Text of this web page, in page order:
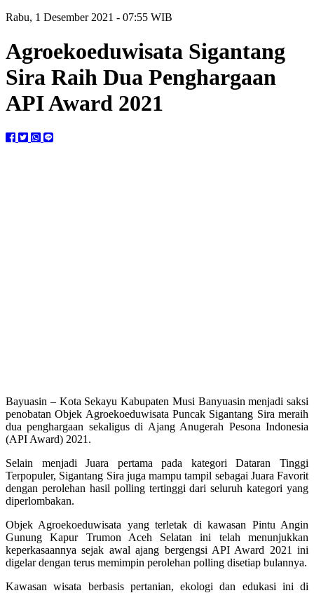
Rabu, 1 Desember 2021 - 07:55 WIB
Agroekoeduwisata Sigantang
Sira Raih Dua Penghargaan
API Award 2021
Bayuasin – Kota Sekayu Kabupaten Musi Banyuasin menjadi saksi
penobatan Objek Agroekoeduwisata Puncak Sigantang Sira meraih
dua penghargaan sekaligus di Ajang Anugerah Pesona Indonesia
(API Award) 2021.
Selain menjadi Juara pertama pada kategori Dataran Tinggi
Terpopuler, Sigantang Sira juga mampu tampil sebagai Juara Favorit
dengan perolehan hasil polling tertinggi dari seluruh kategori yang
diperlombakan.
Objek Agroekoeduwisata yang terletak di kawasan Pintu Angin
Gunung Kapur Trumon Aceh Selatan ini telah menunjukkan
keperkasaannya sejak awal ajang bergengsi API Award 2021 ini
digelar dengan terus memimpin perolehan polling disetiap bulannya.
Kawasan wisata berbasis pertanian, ekologi dan edukasi ini di